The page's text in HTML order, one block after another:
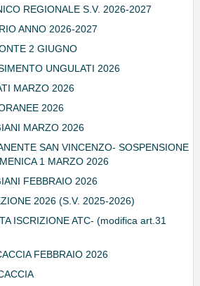
REGIONALE S.V. 2026-2027
ANNO 2026-2027
2 GIUGNO
UNGULATI 2026
MARZO 2026
2026
MARZO 2026
SAN VINCENZO- SOSPENSIONE
1 MARZO 2026
FEBBRAIO 2026
2026 (S.V. 2025-2026)
ISCRIZIONE ATC- (modifica art.31
FEBBRAIO 2026